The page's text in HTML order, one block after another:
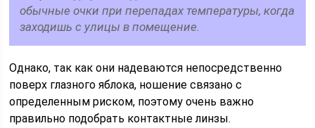
обычные очки при перепадах температуры, когда
заходишь с улицы в помещение.
Однако, так как они надеваются непосредственно
поверх глазного яблока, ношение связано с
определенным риском, поэтому очень важно
правильно подобрать контактные линзы.